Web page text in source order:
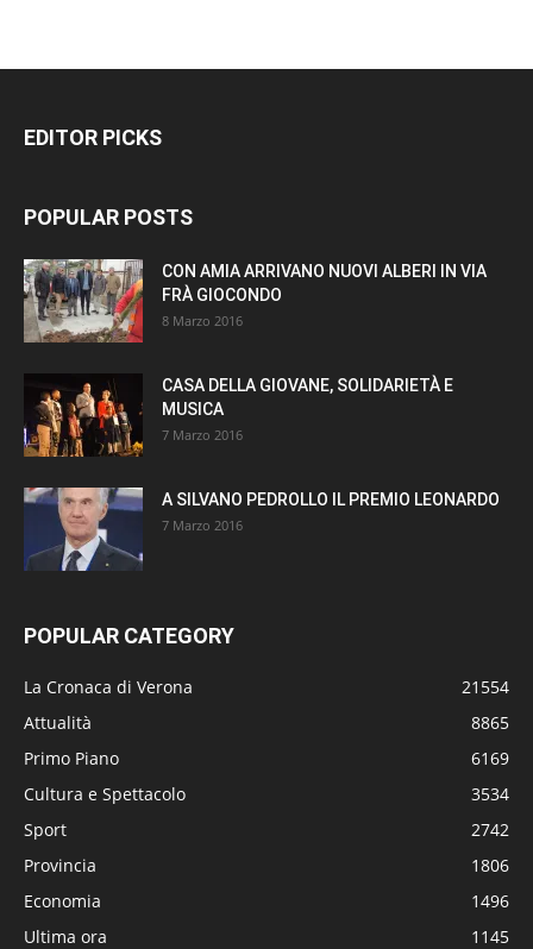
EDITOR PICKS
POPULAR POSTS
CON AMIA ARRIVANO NUOVI ALBERI IN VIA
FRÀ GIOCONDO
8 Marzo 2016
CASA DELLA GIOVANE, SOLIDARIETÀ E
MUSICA
7 Marzo 2016
A SILVANO PEDROLLO IL PREMIO LEONARDO
7 Marzo 2016
POPULAR CATEGORY
La Cronaca di Verona
21554
Attualità
8865
Primo Piano
6169
Cultura e Spettacolo
3534
Sport
2742
Provincia
1806
Economia
1496
Ultima ora
1145